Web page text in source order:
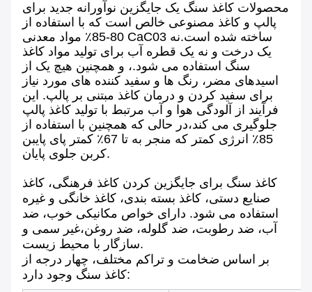
محصولات کاغذ سنگ یک جایگزین نوآورانه جدید برای
پالپ و کاغذ مصنوعی خالص است که با استفاده از
80-85٪ مواد معدنی CaC03 ساخته شده است.نه
یک درخت و نه یک قطره آب برای تولید مواد کاغذ
سنگ استفاده می شود.، و همچنین هیچ یک از
اسیدهای مضر، رنگ ها و سفید کننده های مورد نیاز
برای سفید کردن و درمان کاغذ مبتنی بر پالپ. این
فرآیند از آلودگی هوا و آب مرتبط با تولید کاغذ پالپ
جلوگیری می کند،در حالی که همچنین با استفاده از
85٪ انرژی کمتر که منجر به تا 67٪ کمتر پای پایبن
کربن جلوی پایان.
کاغذ سنگ برای جایگزین کردن کاغذ فرهنگی، کاغذ
صنایع دستی، کاغذ بسته بندی، کاغذ خانگی و غیره
استفاده می شود. دارای خواص مکانیکی خوب، ضد
آب، ضد رطوبت، ضد گلوله، ضد روغن،غیر سمی و
سازگار با محیط زیست.
بر اساس ضخامت و تراکم مختلف، چهار درجه از
کاغذ سنگ وجود دارد: